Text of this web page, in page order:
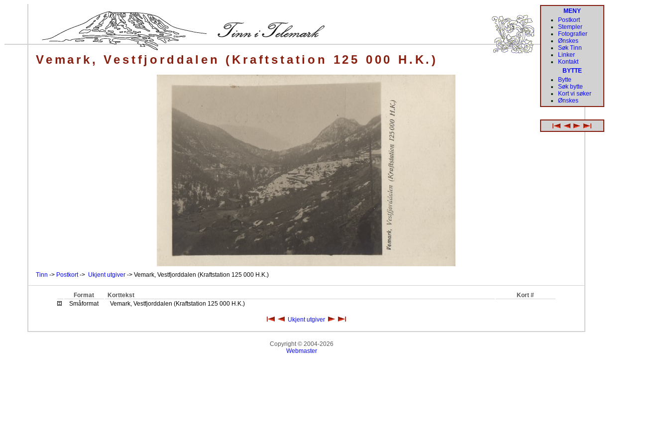
Vemark, Vestfjorddalen (Kraftstation 125 000 H.K.)
Tinn -> Postkort-> Ukjent utgiver -> Vemark, Vestfjorddalen (Kraftstation 125 000 H.K.)
Format Korttekst
Kort #
Småformat
Vemark, Vestfjorddalen (Kraftstation 125 000 H.K.)
Ukjent utgiver
MENY
Postkort
Stempler
Fotografier
Ønskes
Søk Tinn
Linker
Kontakt
BYTTE
Bytte
Søk bytte
Kort vi søker
Ønskes
Copyright © 2004-2026
Webmaster